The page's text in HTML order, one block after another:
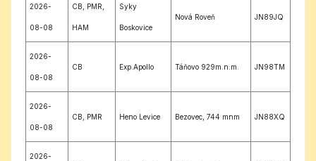
2026-
08-08
CB, PMR,
HAM
Syky
Boskovice
Nová Roveň JN89JQ
2026-
08-08
CB Exp.Apollo Táňovo 929m.n.m. JN98TM
2026-
08-08
CB, PMR Heno Levice Bezovec, 744 mnm JN88XQ
2026-